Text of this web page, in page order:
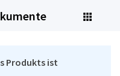
Produkts ist